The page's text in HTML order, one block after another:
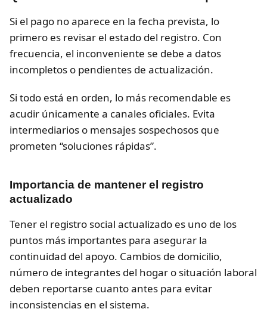
Si el pago no aparece en la fecha prevista, lo
primero es revisar el estado del registro. Con
frecuencia, el inconveniente se debe a datos
incompletos o pendientes de actualización.
Si todo está en orden, lo más recomendable es
acudir únicamente a canales oficiales. Evita
intermediarios o mensajes sospechosos que
prometen “soluciones rápidas”.
Importancia de mantener el registro
actualizado
Tener el registro social actualizado es uno de los
puntos más importantes para asegurar la
continuidad del apoyo. Cambios de domicilio,
número de integrantes del hogar o situación laboral
deben reportarse cuanto antes para evitar
inconsistencias en el sistema.